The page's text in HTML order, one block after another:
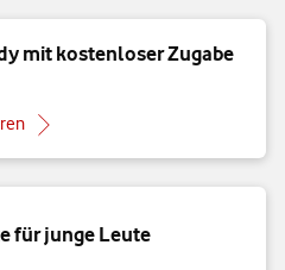
mit kostenloser Zugabe
für junge Leute